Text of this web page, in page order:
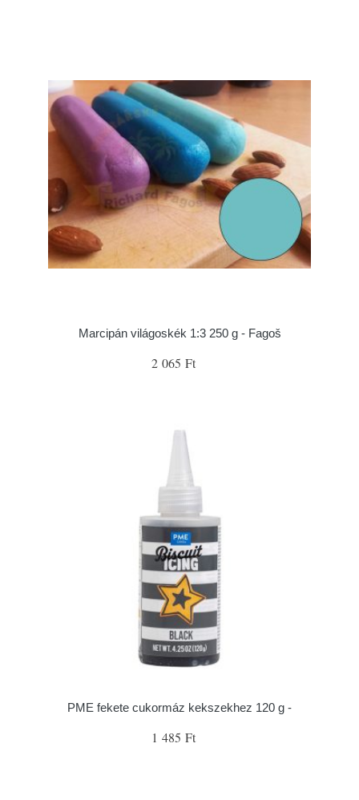
Marcipán világoskék 1:3 250 g - Fagoš
2 065 Ft
PME fekete cukormáz kekszekhez 120 g -
1 485 Ft